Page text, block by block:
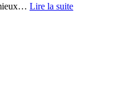
… Lire la suite